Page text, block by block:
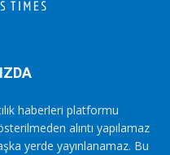
haberleri platformu
alıntı yapılamaz
yerde yayınlanamaz. Bu